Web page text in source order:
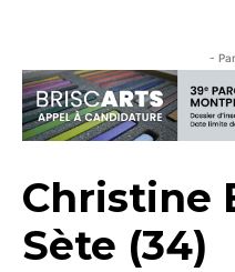
-
Christine
Sète (34)